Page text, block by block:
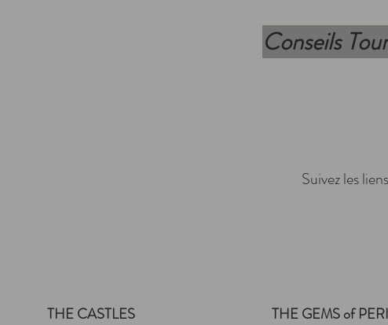
Conseils
Suivez les
THE CASTLES THE GEMS of